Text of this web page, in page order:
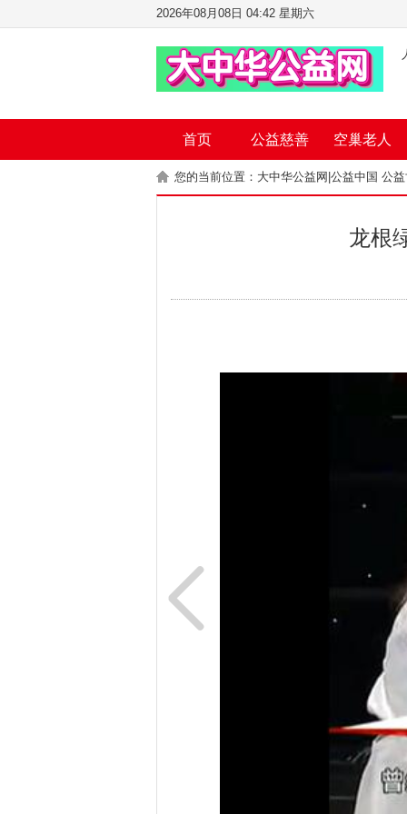
2026年08月08日 04:42 星期六
首页 公益慈善 空巢老人
您的当前位置： 大中华公益网|公益中国 公
龙根